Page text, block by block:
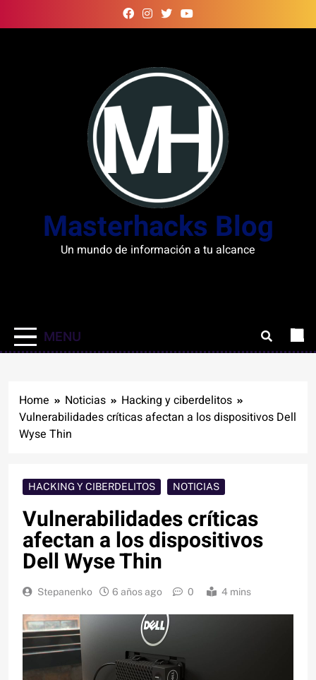
to
Masterhacks Blog
Un mundo de información a tu alcance
MENU
Home Noticias
Hacking y ciberdelitos
Vulnerabilidades críticas afectan a los dispositivos Dell
Wyse Thin
HACKING Y CIBERDELITOS NOTICIAS
Vulnerabilidades críticas
afectan a los dispositivos
Dell Wyse Thin
Stepanenko 6 años ago 0 4 mins